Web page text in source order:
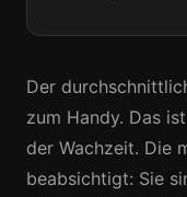
Der
zum Handy. Das
der Wachzeit. Die
beabsichtigt: Sie